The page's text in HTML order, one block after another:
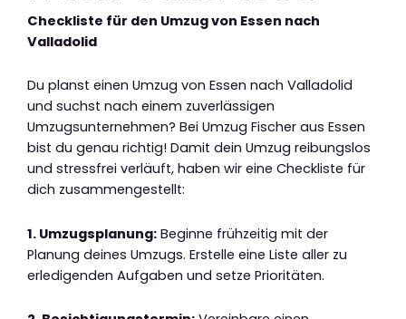
Checkliste für den Umzug von Essen nach
Valladolid
Du planst einen Umzug von Essen nach Valladolid
und suchst nach einem zuverlässigen
Umzugsunternehmen? Bei Umzug Fischer aus Essen
bist du genau richtig! Damit dein Umzug reibungslos
und stressfrei verläuft, haben wir eine Checkliste für
dich zusammengestellt:
1. Umzugsplanung: Beginne frühzeitig mit der
Planung deines Umzugs. Erstelle eine Liste aller zu
erledigenden Aufgaben und setze Prioritäten.